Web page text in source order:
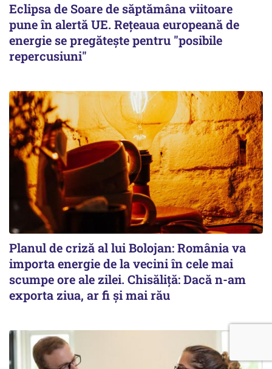
Eclipsa de Soare de săptămâna viitoare
pune în alertă UE. Rețeaua europeană de
energie se pregătește pentru "posibile
repercusiuni"
Planul de criză al lui Bolojan: România va
importa energie de la vecini în cele mai
scumpe ore ale zilei. Chisăliță: Dacă n-am
exporta ziua, ar fi și mai rău